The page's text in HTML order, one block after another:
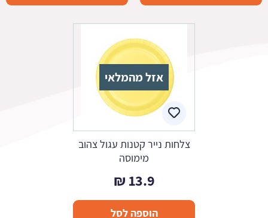
אזל מהמלאי
צלחות נייר קטנות עגול צהוב
מימוסה
13.9
₪
הוספה לסל